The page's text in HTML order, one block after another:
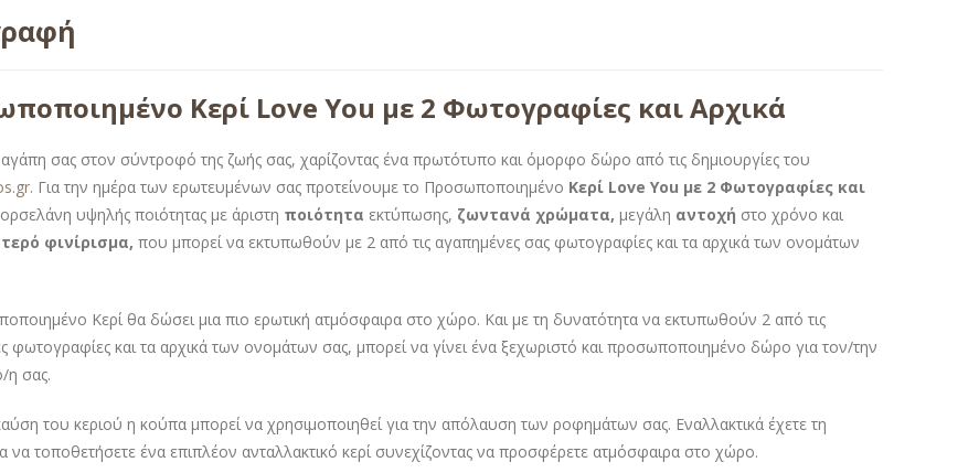
Κερί Love You με 2 Φωτογραφίες και Αρχικά
αγάπη σας στον σύντροφό της ζωής σας, χαρίζοντας ένα πρωτότυπο και όμορφο δώρο από τις δημιουργίες του
. Για την ημέρα των ερωτευμένων σας προτείνουμε το Προσωποποιημένο Κερί Love You με 2 Φωτογραφίες και
υψηλής ποιότητας με άριστη ποιότητα εκτύπωσης, ζωντανά χρώματα, μεγάλη αντοχή στο χρόνο και
φινίρισμα, που μπορεί να εκτυπωθούν με 2 από τις αγαπημένες σας φωτογραφίες και τα αρχικά των ονομάτων
Κερί θα δώσει μια πιο ερωτική ατμόσφαιρα στο χώρο. Και με τη δυνατότητα να εκτυπωθούν 2 από τις
φωτογραφίες και τα αρχικά των ονομάτων σας, μπορεί να γίνει ένα ξεχωριστό και προσωποποιημένο δώρο για τον/την
η σας.
του κεριού η κούπα μπορεί να χρησιμοποιηθεί για την απόλαυση των ροφημάτων σας. Εναλλακτικά έχετε τη
να τοποθετήσετε ένα επιπλέον ανταλλακτικό κερί συνεχίζοντας να προσφέρετε ατμόσφαιρα στο χώρο.